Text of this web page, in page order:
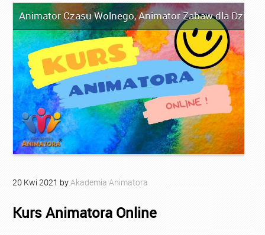
Animator Czasu Wolnego,Animator Zabaw dla Dzieci
20 Kwi 2021 byAkademia Animatora
Kurs Animatora Online